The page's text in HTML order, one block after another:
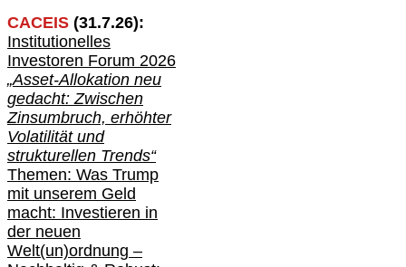
CACEIS (31.7.26):
Institutionelles
Investoren Forum 2026
„Asset-Allokation neu
gedacht: Zwischen
Zinsumbruch, erhöhter
Volatilität und
strukturellen Trends“
Themen: Was Trump
mit unserem Geld
macht: Investieren in
der neuen
Welt(un)ordnung –